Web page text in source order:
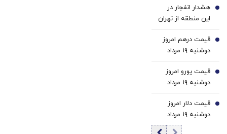
هشدار انفجار در
این منطقه از تهران
4
قیمت درهم امروز
دوشنبه ۱۹ مرداد
۱۴۰۵/ افزایش
قیمت درهم
5
قیمت یورو امروز
دوشنبه ۱۹ مرداد
۱۴۰۵/ کاهش
قیمت یورو
6
قیمت دلار امروز
دوشنبه ۱۹ مرداد
۱۴۰۵/ افزایش
7